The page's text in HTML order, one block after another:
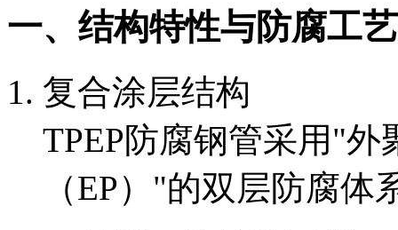
一、结构特性与防腐工艺
复合涂层结构
TPEP防腐钢管采用"外
（EP）"的双层防腐体